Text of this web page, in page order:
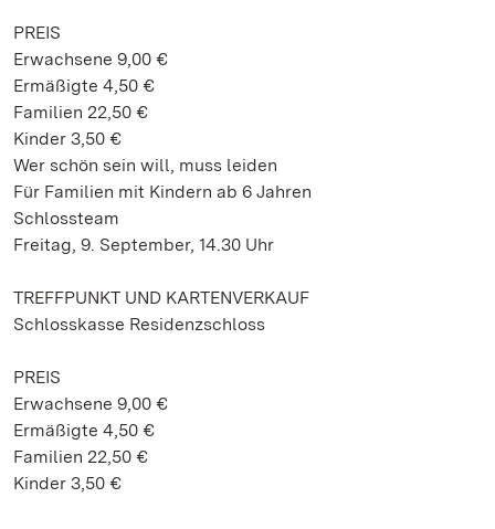
PREIS
Erwachsene 9,00 €
Ermäßigte 4,50 €
Familien 22,50 €
Kinder 3,50 €
Wer schön sein will, muss leiden
Für Familien mit Kindern ab 6 Jahren
Schlossteam
Freitag, 9. September, 14.30 Uhr
TREFFPUNKT UND KARTENVERKAUF
Schlosskasse Residenzschloss
PREIS
Erwachsene 9,00 €
Ermäßigte 4,50 €
Familien 22,50 €
Kinder 3,50 €